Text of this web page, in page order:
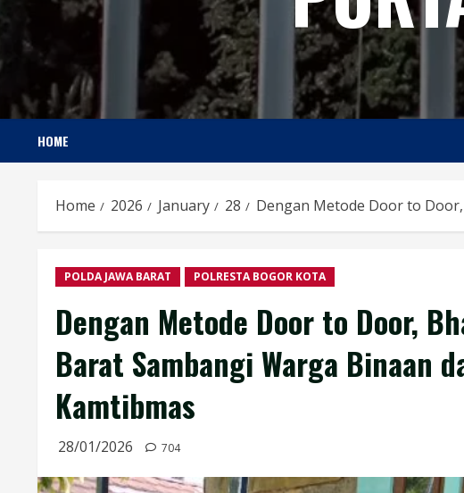
HOME
Home 2026 January 28 Dengan Metode Door to
POLDA JAWA BARAT POLRESTA BOGOR KOTA
Dengan Metode Door to Door,
Barat Sambangi Warga Binaan
Kamtibmas
28/01/2026 704